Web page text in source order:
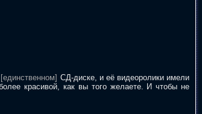
[единственном] СД-диске, и её видеоролики имели
красивой, как вы того желаете. И чтобы не